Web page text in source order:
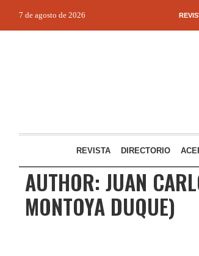
7 de agosto de 2026
REVISTA DIRECTORIO
AUTHOR: JUAN
MONTOYA DUQUE)